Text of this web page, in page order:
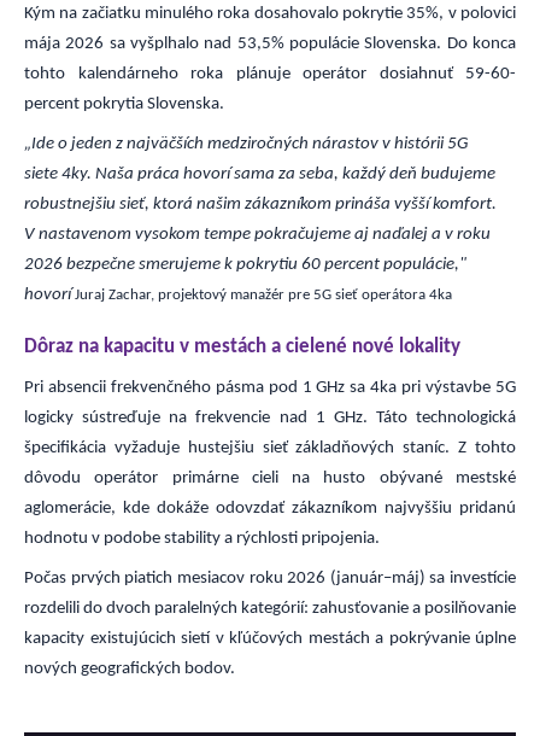
Kým na začiatku minulého roka dosahovalo pokrytie 35%, v polovici
mája 2026 sa vyšplhalo nad 53,5% populácie Slovenska. Do konca
tohto kalendárneho roka plánuje operátor dosiahnuť 59-60-
percent pokrytia Slovenska.
„Ide o jeden z najväčších medziročných nárastov v histórii 5G
siete 4ky. Naša práca hovorí sama za seba, každý deň budujeme
robustnejšiu sieť, ktorá našim zákazníkom prináša vyšší komfort.
V nastavenom vysokom tempe pokračujeme aj naďalej a v roku
2026 bezpečne smerujeme k pokrytiu 60 percent populácie,"
hovorí Juraj Zachar, projektový manažér pre 5G sieť operátora 4ka
Dôraz na kapacitu v mestách a cielené nové lokality
Pri absencii frekvenčného pásma pod 1 GHz sa 4ka pri výstavbe 5G
logicky sústreďuje na frekvencie nad 1 GHz. Táto technologická
špecifikácia vyžaduje hustejšiu sieť základňových staníc. Z tohto
dôvodu operátor primárne cieli na husto obývané mestské
aglomerácie, kde dokáže odovzdať zákazníkom najvyššiu pridanú
hodnotu v podobe stability a rýchlosti pripojenia.
Počas prvých piatich mesiacov roku 2026 (január–máj) sa investície
rozdelili do dvoch paralelných kategórií: zahusťovanie a posilňovanie
kapacity existujúcich sietí v kľúčových mestách a pokrývanie úplne
nových geografických bodov.